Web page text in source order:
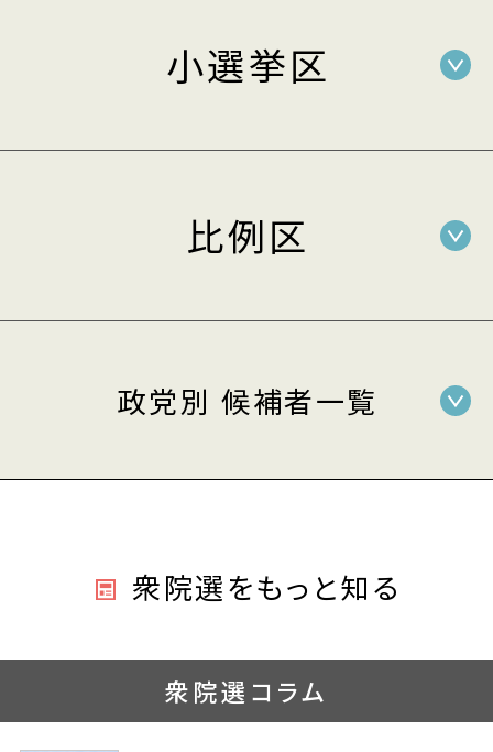
小選挙区
比例区
政党別 候補者一覧
衆院選をもっと知る
衆院選コラム